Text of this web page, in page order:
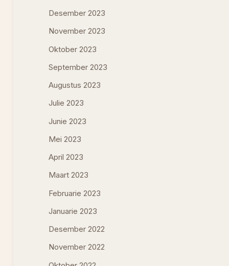
Desember 2023
November 2023
Oktober 2023
September 2023
Augustus 2023
Julie 2023
Junie 2023
Mei 2023
April 2023
Maart 2023
Februarie 2023
Januarie 2023
Desember 2022
November 2022